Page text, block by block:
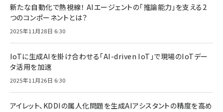
新たな自動化で熱視線！ AIエージェントの「推論能力」を支える2
つのコンポーネントとは？
2025年11月28日 6:30
IoTに生成AIを掛け合わせる「AI-driven IoT」で現場のIoTデー
タ活用を加速
2025年11月26日 6:30
アイレット、KDDIの属人化問題を生成AIアシスタントの精度を高め